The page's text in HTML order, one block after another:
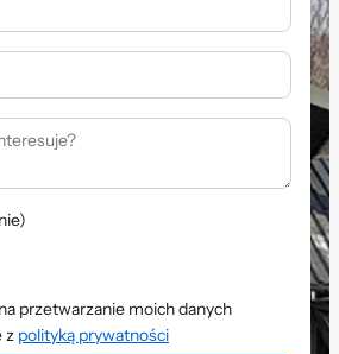
przetwarzanie moich danych
z polityką prywatności